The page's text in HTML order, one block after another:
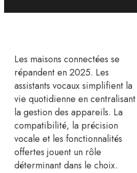
Les maisons connectées se
répandent en 2025. Les
assistants vocaux simplifient la
vie quotidienne en centralisant
la gestion des appareils. La
compatibilité, la précision
vocale et les fonctionnalités
offertes jouent un rôle
déterminant dans le choix.